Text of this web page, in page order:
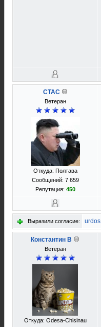
CTAC
Ветеран
Откуда: Полтава
Сообщений: 7 659
Репутация: 450
Выразили согласие: urdos
Константин В
Ветеран
Откуда: Odesa-Chisinau